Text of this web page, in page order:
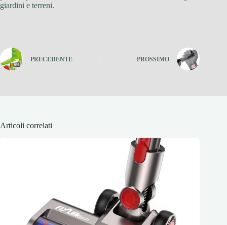
giardini e terreni.
PRECEDENTE PROSSIMO
Articoli correlati